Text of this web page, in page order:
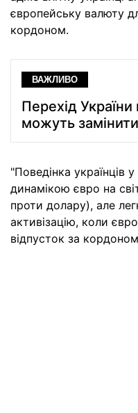
європейську валюту
кордоном.
ВАЖЛИВО
Перехід
можуть
"Поведінка українців
динамікою євро на
проти долару), але
активізацію, коли
відпусток за